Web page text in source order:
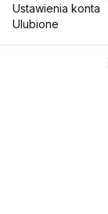
Ustawienia konta
Ulubione